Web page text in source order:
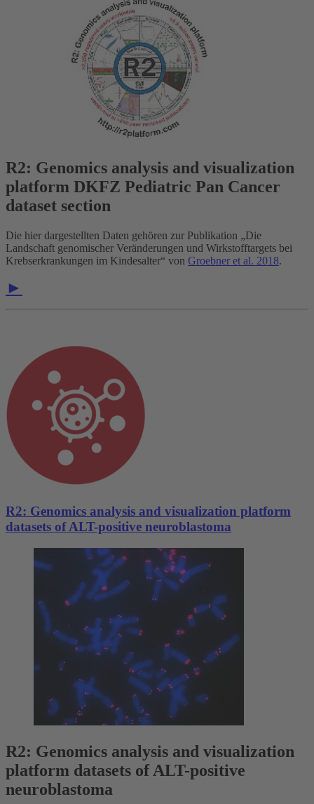
R2: Genomics analysis and visualization
platform DKFZ Pediatric Pan Cancer
dataset section
Die hier dargestellten Daten gehören zur Publikation „Die
Landschaft genomischer Veränderungen und Wirkstofftargets bei
Krebserkrankungen im Kindesalter“ von Groebner et al. 2018.
►
R2: Genomics analysis and visualization platform
datasets of ALT-positive neuroblastoma
R2: Genomics analysis and visualization
platform datasets of ALT-positive
neuroblastoma